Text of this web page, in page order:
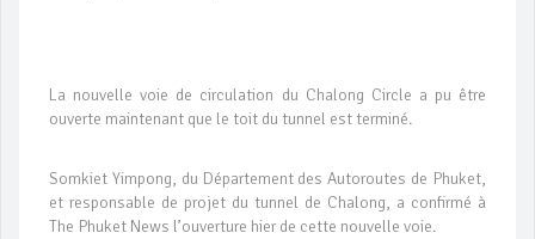
La nouvelle voie de circulation du Chalong Circle a pu être
ouverte maintenant que le toit du tunnel est terminé.
Somkiet Yimpong, du Département des Autoroutes de Phuket,
et responsable de projet du tunnel de Chalong, a confirmé à
The Phuket News l’ouverture hier de cette nouvelle voie.